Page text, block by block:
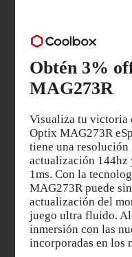
Obtén 3%
MAG273R
Visualiza tu victoria
Optix MAG273R
tiene una
actualización 144hz
1ms. Con la
MAG273R puede
actualización del
juego ultra fluido.
inmersión con las
incorporadas en los